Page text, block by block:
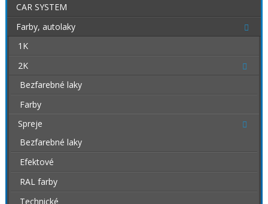
CAR SYSTEM
Farby, autolaky
1K
2K
Bezfarebné laky
Farby
Spreje
Bezfarebné laky
Efektové
RAL farby
Technické